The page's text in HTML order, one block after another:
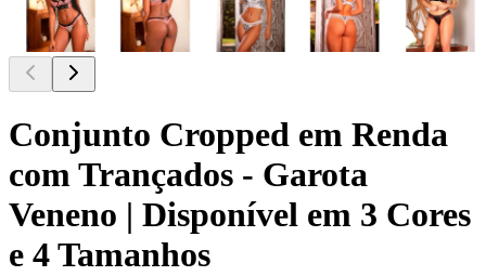
Conjunto Cropped em Renda
com Trançados - Garota
Veneno | Disponível em 3 Cores
e 4 Tamanhos